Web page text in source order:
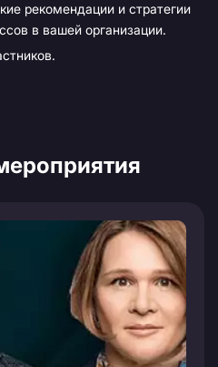
рекомендации и стратегии
в вашей организации.